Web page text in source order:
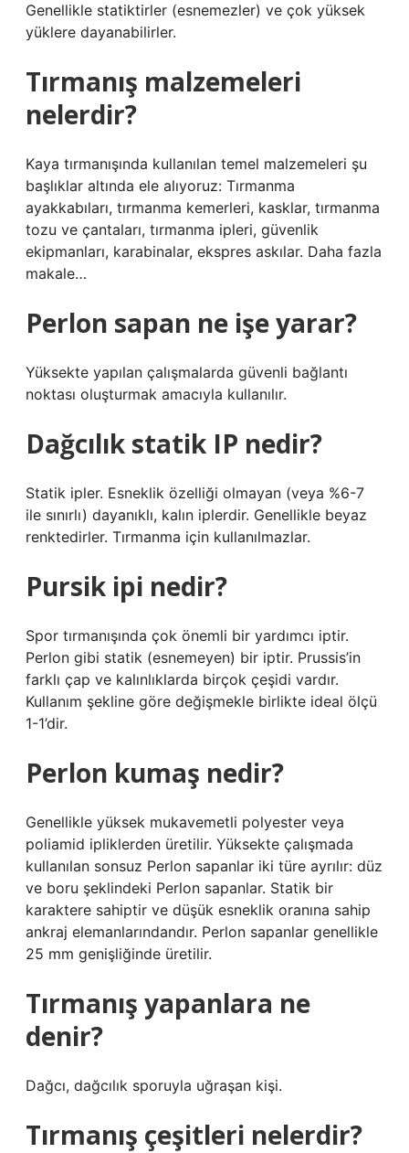
Genellikle statiktirler (esnemezler) ve çok yüksek
yüklere dayanabilirler.
Tırmanış malzemeleri
nelerdir?
Kaya tırmanışında kullanılan temel malzemeleri şu
başlıklar altında ele alıyoruz: Tırmanma
ayakkabıları, tırmanma kemerleri, kasklar, tırmanma
tozu ve çantaları, tırmanma ipleri, güvenlik
ekipmanları, karabinalar, ekspres askılar. Daha fazla
makale…
Perlon sapan ne işe yarar?
Yüksekte yapılan çalışmalarda güvenli bağlantı
noktası oluşturmak amacıyla kullanılır.
Dağcılık statik IP nedir?
Statik ipler. Esneklik özelliği olmayan (veya %6-7
ile sınırlı) dayanıklı, kalın iplerdir. Genellikle beyaz
renktedirler. Tırmanma için kullanılmazlar.
Pursik ipi nedir?
Spor tırmanışında çok önemli bir yardımcı iptir.
Perlon gibi statik (esnemeyen) bir iptir. Prussis’in
farklı çap ve kalınlıklarda birçok çeşidi vardır.
Kullanım şekline göre değişmekle birlikte ideal ölçü
1-1’dir.
Perlon kumaş nedir?
Genellikle yüksek mukavemetli polyester veya
poliamid ipliklerden üretilir. Yüksekte çalışmada
kullanılan sonsuz Perlon sapanlar iki türe ayrılır: düz
ve boru şeklindeki Perlon sapanlar. Statik bir
karaktere sahiptir ve düşük esneklik oranına sahip
ankraj elemanlarındandır. Perlon sapanlar genellikle
25 mm genişliğinde üretilir.
Tırmanış yapanlara ne
denir?
Dağcı, dağcılık sporuyla uğraşan kişi.
Tırmanış çeşitleri nelerdir?